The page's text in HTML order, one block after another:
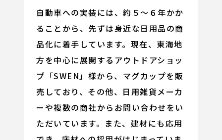
自動車への実装には、約５～６年かか
ることから、先ずは身近な日用品の商
品化に着手しています。現在、東海地
方を中心に展開するアウトドアショッ
プ「SWEN」様から、マグカップを販
売しており、その他、日用雑貨メーカ
ーや複数の商社からお問い合わせをい
ただいています。また、建材にも応用